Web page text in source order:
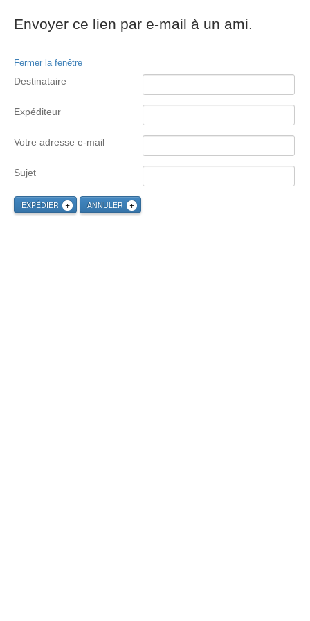
Envoyer ce lien par e-mail à un ami.
Fermer la fenêtre
Destinataire
Expéditeur
Votre adresse e-mail
Sujet
EXPÉDIER ANNULER